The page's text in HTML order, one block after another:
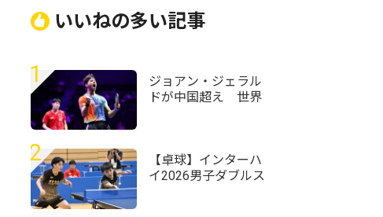
いいねの多い記事
1
ジョアン・ジェラル
ドが中国超え 世界
2026＞
2
【卓球】インターハ
イ2026男子ダブルス